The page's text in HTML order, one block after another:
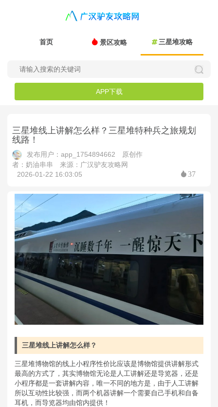
首页 景区攻略 三星堆攻略
APP下载
三星堆线上讲解怎么样？三星堆特种兵之旅规划
线路！
发布用户：app_1754894662
原创作
者：奶油串串
来源：广汉驴友攻略网
2026-01-22 16:03:05
37
三星堆线上讲解怎么样？
三星堆博物馆的线上小程序性价比应该是博物馆提供讲解形式
最高的方式了，其实博物馆无论是人工讲解还是导览器，还是
小程序都是一套讲解内容，唯一不同的地方是，由于人工讲解
所以互动性比较强，而两个机器讲解一个需要自己手机和自备
耳机，而导览器均由馆内提供！